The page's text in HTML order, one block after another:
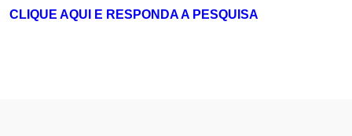
CLIQUE AQUI E RESPONDA A PESQUISA